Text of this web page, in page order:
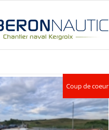
Coup de coeur